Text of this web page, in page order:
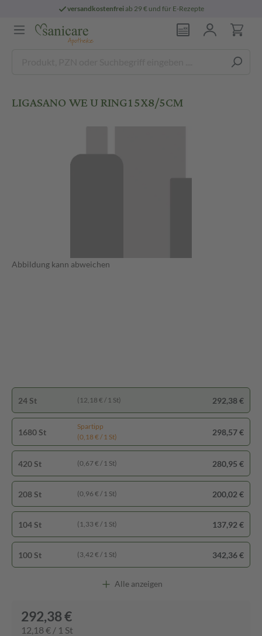
versandkostenfreiab 29 € und für E-Rezepte
LIGASANO WE U RING15X8/5CM
Abbildung kann abweichen
1680 St
Spartipp
(0,18 € / 1 St)
298,57 €
420 St (0,67 € / 1 St) 280,95 €
208 St (0,96 € / 1 St) 200,02 €
104 St (1,33 € / 1 St) 137,92 €
100 St (3,42 € / 1 St) 342,36 €
24 St (12,18 € / 1 St) 292,38 €
Alle anzeigen
292,38 €
12,18 € / 1 St